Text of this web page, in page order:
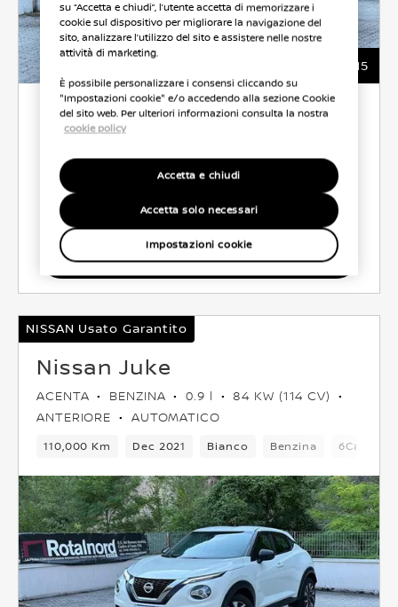
15
6.500 €
ROTALNORD AUTO
CO2 129 g/km
Seleziona Veicolo
NISSAN Usato Garantito
Nissan Juke
ACENTA BENZINA 0.9 l
84 KW (114 CV)
ANTERIORE
AUTOMATICO
110,000 Km Dec 2021 Bianco Benzina 6Cambio
su “Accetta e chiudi”, l’utente accetta di memorizzare i
cookie sul dispositivo per migliorare la navigazione del
sito, analizzare l’utilizzo del sito e assistere nelle nostre
attività di marketing.
È possibile personalizzare i consensi cliccando su
"Impostazioni cookie" e/o accedendo alla sezione Cookie
del sito web. Per ulteriori informazioni consulta la nostra
cookie policy
Accetta solo necessari
Accetta e chiudi
Impostazioni cookie